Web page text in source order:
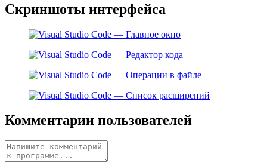
Скриншоты интерфейса
Комментарии пользователей